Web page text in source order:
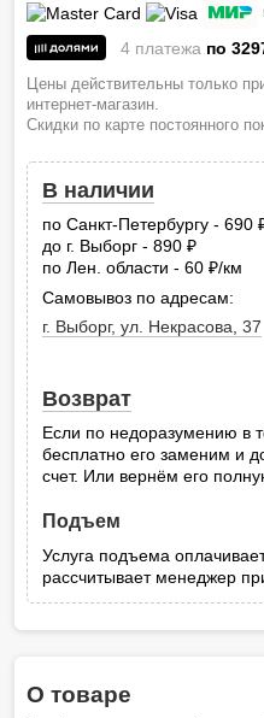
4 платежа по
Цены действительны только
интернет-магазин.
Скидки по карте постоянного
В наличии
по Санкт-Петербургу - 690
до г. Выборг - 890
по Лен. области - 60
руб.
/км
Самовывоз по адресам:
г. Выборг, ул. Некрасова, 37
Возврат
Если по недоразумению в
бесплатно его заменим и
счет. Или вернём его
Подъем
Услуга подъема
рассчитывает менеджер
О товаре